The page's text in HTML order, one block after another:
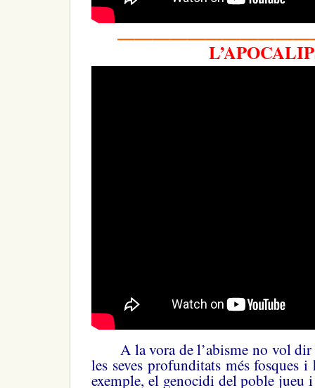
A la vora de l’abisme no vol dir
les seves profunditats més fosques
exemple, el genocidi del poble jueu